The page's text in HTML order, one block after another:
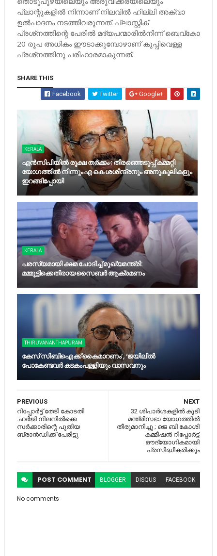
പ്ലാന്റുകളില്‍ നിന്നാണ് നിലവില്‍ ഹില്ലി അക്വാ
ഉൽപാദനം നടത്തിവരുന്നത്. പ്ലാസ്റ്റിക്
പ്രശ്‌നത്തിന്റെ പേരില്‍ മദ്യപന്മാരില്‍നിന്ന് ബെവ്‌കോ
20 രൂപ അധികം ഈടാക്കുമ്പോഴാണ് കുപ്പിവെള്ള
പ്രശ്‌നത്തിനു പരിഹാരമാകുന്നത്.
SHARE THIS
Facebook Twitter Google+
KERALA
എന്‍സിപിയില്‍ രൂക്ഷ തര്‍ക്കം ; തിരഞ്ഞെടുപ്പ് കമ്മറ്റി
യോഗത്തില്‍ നിന്നും എ കെ ശശീന്ദ്രനും അനുകൂലികളും
ഇറങ്ങിപ്പോയി
KERALA
പരസ്യമായി ക്ഷമ ചോദിച്ച്‌ മുഖ്യമന്ത്രി:
മമ്മൂട്ടിക്കെതിരായ സൈബര്‍ ആക്രമണം
THIRUVANANTHAPURAM
കേസ് സിബിഐക്ക് കൈമാറണം’, ‘ജയിലിൽ
പോകേണ്ടവർ കടകംപള്ളിയും വാസവനും
NEXT
32 ശിപാര്‍ശകളില്‍ കൂടി
മന്ത്രിസഭാ യോഗത്തില്‍
തീരുമാനിച്ചു ; ജെ ബി കോശി
കമ്മീഷന്‍ റിപ്പോര്‍ട്ട്
ഔദ്യോഗികമായി
പ്രസിദ്ധീകരിക്കും
PREVIOUS
റിപ്പോർട്ട് തേടി കോടതി
:ഹർജി നിലനിൽക്കെ
സർക്കാരിന്റെ പുതിയ
ബ്രാൻഡിക്ക് പേരിട്ടു
POST COMMENT BLOGGER DISQUS FACEBOOK
No comments